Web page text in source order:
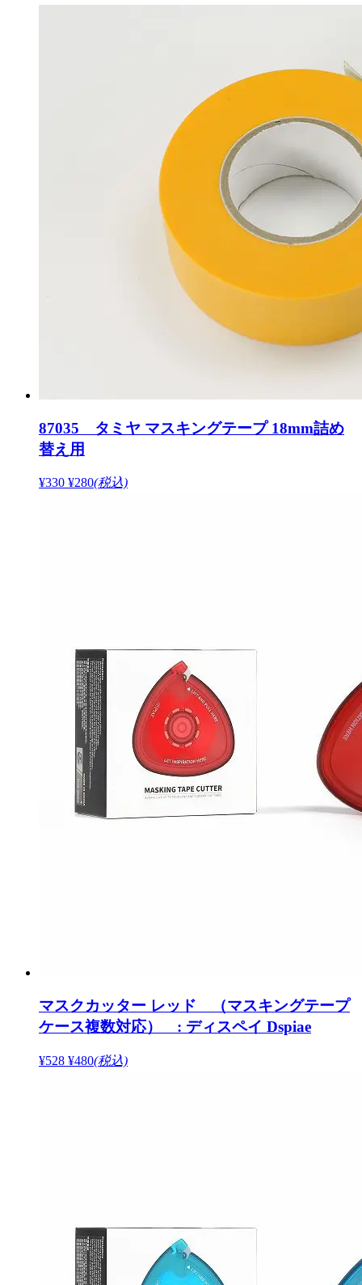
87035 タミヤ マスキングテープ 18mm詰め
替え用
¥330 ¥280(税込)
マスクカッター レッド （マスキングテープ
ケース複数対応） : ディスペイ Dspiae
¥528 ¥480(税込)